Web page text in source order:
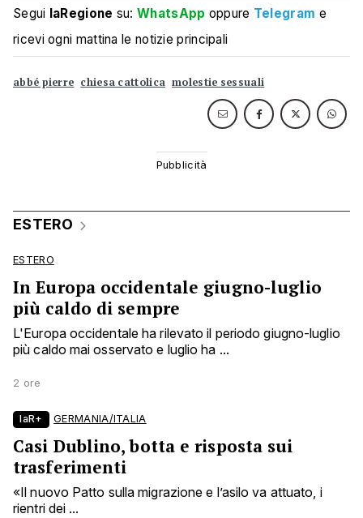
Segui laRegione su:WhatsApp oppure Telegram e
ricevi ogni mattina le notizie principali
abbé pierre chiesa cattolica molestie sessuali
ESTERO
ESTERO
In Europa occidentale giugno-luglio
più caldo di sempre
L'Europa occidentale ha rilevato il periodo giugno-luglio
più caldo mai osservato e luglio ha ...
2 ore
laR+ GERMANIA/ITALIA
Casi Dublino, botta e risposta sui
trasferimenti
«Il nuovo Patto sulla migrazione e l’asilo va attuato, i
rientri dei ...